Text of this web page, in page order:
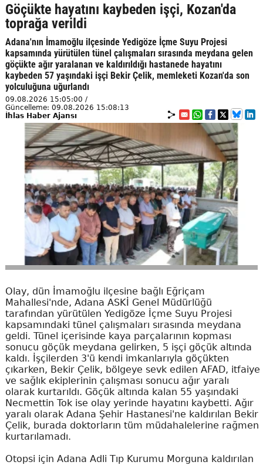
Göçükte hayatını kaybeden işçi, Kozan'da
toprağa verildi
Adana'nın İmamoğlu ilçesinde Yedigöze İçme Suyu Projesi
kapsamında yürütülen tünel çalışmaları sırasında meydana gelen
göçükte ağır yaralanan ve kaldırıldığı hastanede hayatını
kaybeden 57 yaşındaki işçi Bekir Çelik, memleketi Kozan'da son
yolculuğuna uğurlandı
09.08.2026 15:05:00 /
Güncelleme: 09.08.2026 15:08:13
İhlas Haber Ajansı
Olay, dün İmamoğlu ilçesine bağlı Eğriçam
Mahallesi'nde, Adana ASKİ Genel Müdürlüğü
tarafından yürütülen Yedigöze İçme Suyu Projesi
kapsamındaki tünel çalışmaları sırasında meydana
geldi. Tünel içerisinde kaya parçalarının kopması
sonucu göçük meydana gelirken, 5 işçi göçük altında
kaldı. İşçilerden 3'ü kendi imkanlarıyla göçükten
çıkarken, Bekir Çelik, bölgeye sevk edilen AFAD, itfaiye
ve sağlık ekiplerinin çalışması sonucu ağır yaralı
olarak kurtarıldı. Göçük altında kalan 55 yaşındaki
Necmettin Tok ise olay yerinde hayatını kaybetti. Ağır
yaralı olarak Adana Şehir Hastanesi'ne kaldırılan Bekir
Çelik, burada doktorların tüm müdahalelerine rağmen
kurtarılamadı.
Otopsi için Adana Adli Tıp Kurumu Morguna kaldırılan